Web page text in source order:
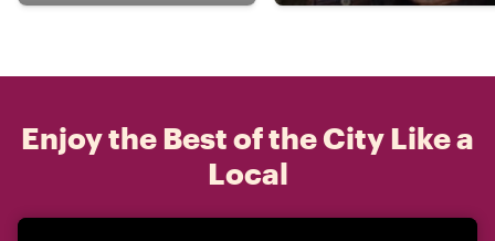
Enjoy the Best of the City Like a
Local